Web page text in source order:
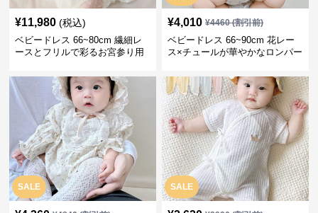
¥11,980 (税込)
ベビードレス 66~80cm 繊細レ
ースとフリルで彩るお宮参り用
¥4,010 ¥4460(割引前)
ベビードレス 66~90cm 花レー
ス×チュールが華やかなロンパー
SALE SALE